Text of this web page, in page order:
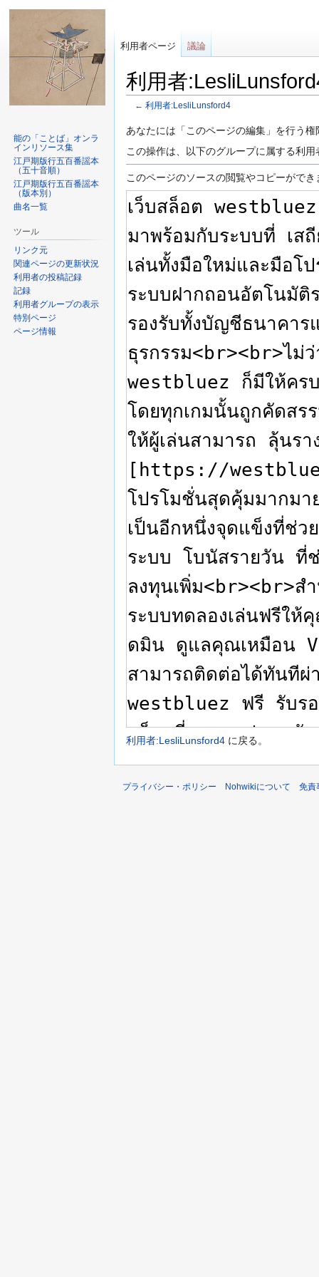
利用者
← 利用者:LesliLunsford4
ナ
ー
シ
ョ
に
動
検
移
動
あなたには「このページの編集」を行う
この操作は、以下のグループに属する利
このページのソースの閲覧やコピーができ
利用者:LesliLunsford4 に戻る。
利用者ページ 議論
能の「ことば」オンラ
インリソース集
江戸期版行五百番謡本
（五十音順）
江戸期版行五百番謡本
（版本別）
曲名一覧
ツール
リンク元
関連ページの更新状況
利用者の投稿記録
記録
利用者グループの表示
特別ページ
ページ情報
プライバシー・ポリシー Nohwikiについて 免責